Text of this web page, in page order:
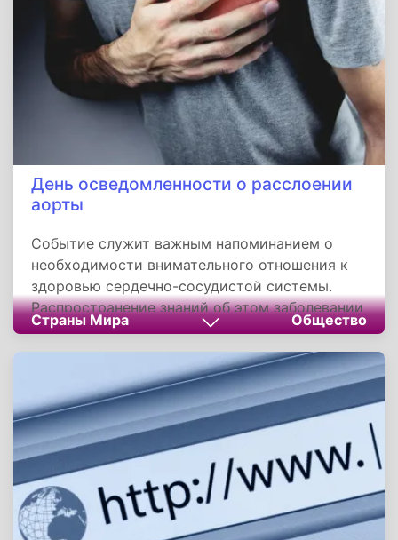
День осведомленности о расслоении
аорты
Событие служит важным напоминанием о
необходимости внимательного отношения к
здоровью сердечно-сосудистой системы.
Распространение знаний об этом заболевании
помогает сократить время до оказания
медицинской помощи и повышает шансы на
выживание. Регулярное информирование
населения способствует ранней диагностике
и предотвращает множество трагических
исходов.
Страны Мира Общество